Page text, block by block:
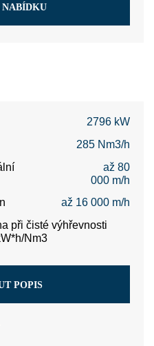
NABÍDKU
2796 kW
285 Nm3/h
až 80
000 m/h
až 16 000 m/h
při čisté výhřevnosti
Nm3
POPIS